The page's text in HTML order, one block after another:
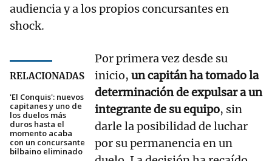
audiencia y a los propios concursantes en
shock.
RELACIONADAS
'El Conquis': nuevos
capitanes y uno de
los duelos más
duros hasta el
momento acaba
con un concursante
bilbaino eliminado
Por primera vez desde su
inicio, un capitán ha tomado la
determinación de expulsar a un
integrante de su equipo, sin
darle la posibilidad de luchar
por su permanencia en un